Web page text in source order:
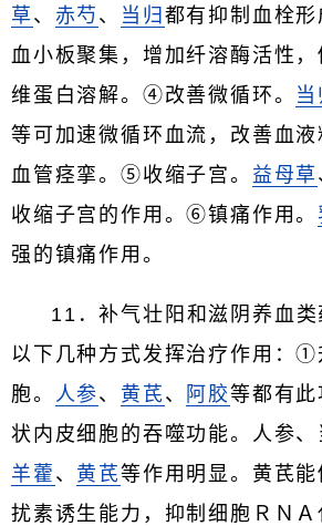
草 、 赤芍 、 当归 都有抑制血栓形
血小板聚集，增加纤溶酶活性
维蛋白溶解。④改善微循环。 当
等可加速微循环血流，改善血
血管痉挛。⑤收缩子宫。 益母草
收缩子宫的作用。⑥镇痛作用。
强的镇痛作用。
11．补气壮阳和滋阴养血
以下几种方式发挥治疗作用：①
胞。 人参、 黄芪 、 阿胶等都有
状内皮细胞的吞噬功能。人参、
羊藿 、 黄芪等作用明显。黄芪
扰素诱生能力，抑制细胞ＲＮ